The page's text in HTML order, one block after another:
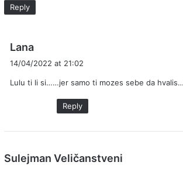
Reply
Lana
a
s
14/04/2022 at 21:02
Lulu ti li si……jer samo ti mozes sebe da
Reply
Sulejman Veličanstveni